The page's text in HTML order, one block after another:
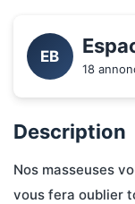
EB
18
Description
Nos masseuses
vous fera oublier